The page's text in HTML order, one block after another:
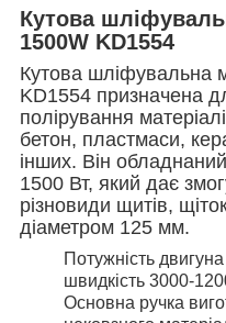
Кутова
1500W KD1554
Кутова шліфувальна
KD1554 призначена
полірування
бетон, пластмаси,
інших. Він
1500 Вт, який дає
різновиди щитів,
діаметром 125 мм.
Потужність
швидкість 3000-
Основна ручка